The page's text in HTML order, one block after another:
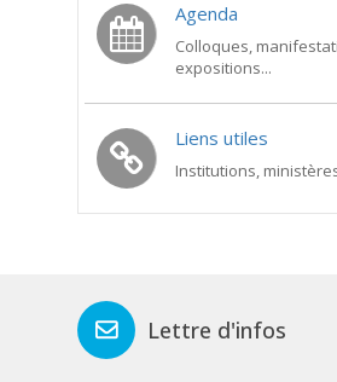
Agenda
Colloques,
expositions...
Liens utiles
Institutions,
Lettre d'infos